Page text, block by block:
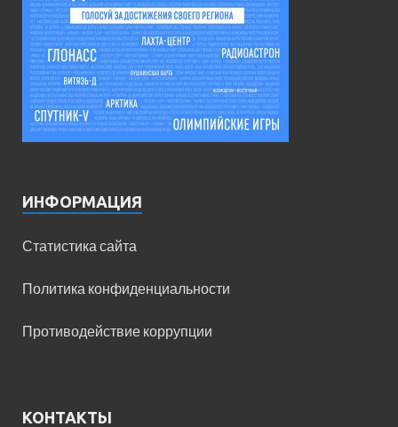
ИНФОРМАЦИЯ
Статистика сайта
Политика конфиденциальности
Противодействие коррупции
КОНТАКТЫ